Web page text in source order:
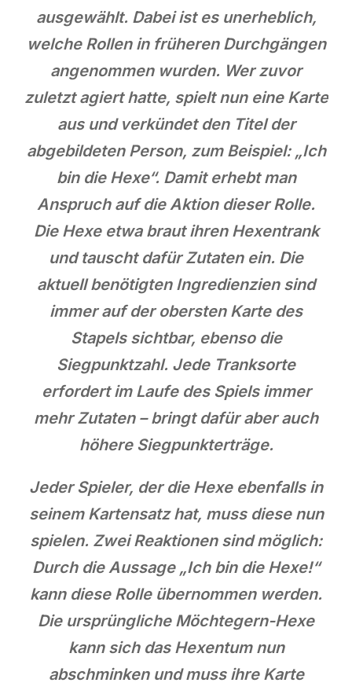
ausgewählt. Dabei ist es unerheblich,
welche Rollen in früheren Durchgängen
angenommen wurden. Wer zuvor
zuletzt agiert hatte, spielt nun eine Karte
aus und verkündet den Titel der
abgebildeten Person, zum Beispiel: „Ich
bin die Hexe“. Damit erhebt man
Anspruch auf die Aktion dieser Rolle.
Die Hexe etwa braut ihren Hexentrank
und tauscht dafür Zutaten ein. Die
aktuell benötigten Ingredienzien sind
immer auf der obersten Karte des
Stapels sichtbar, ebenso die
Siegpunktzahl. Jede Tranksorte
erfordert im Laufe des Spiels immer
mehr Zutaten – bringt dafür aber auch
höhere Siegpunkterträge.
Jeder Spieler, der die Hexe ebenfalls in
seinem Kartensatz hat, muss diese nun
spielen. Zwei Reaktionen sind möglich:
Durch die Aussage „Ich bin die Hexe!“
kann diese Rolle übernommen werden.
Die ursprüngliche Möchtegern-Hexe
kann sich das Hexentum nun
abschminken und muss ihre Karte